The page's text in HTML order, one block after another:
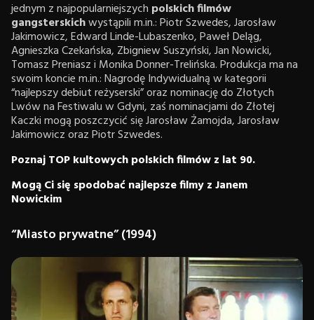
jednym z najpopularniejszych polskich filmów
gangsterskichwystąpili m.in.: Piotr Szwedes, Jarosław
Jakimowicz, Edward Linde-Lubaszenko, Paweł Deląg,
Agnieszka Czekańska, Zbigniew Suszyński, Jan Nowicki,
Tomasz Preniasz i Monika Donner-Trelińska. Produkcja ma na
swoim koncie m.in.: Nagrodę Indywidualną w kategorii
“najlepszy debiut reżyserski” oraz nominację do Złotych
Lwów na Festiwalu w Gdyni, zaś nominacjami do Złotej
Kaczki mogą poszczycić się Jarosław Żamojda, Jarosław
Jakimowicz oraz Piotr Szwedes.
Poznaj TOP kultowych polskich filmów z lat 90.
Mogą Ci się spodobać najlepsze filmy z Janem
Nowickim
“Miasto prywatne” (1994)